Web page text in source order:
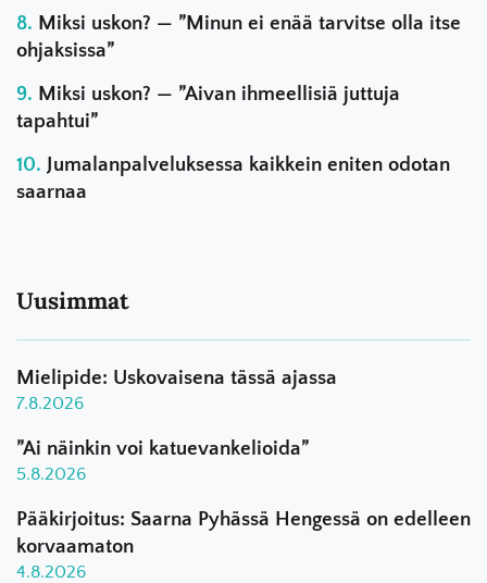
Miksi uskon? — ”Minun ei enää tarvitse olla itse
ohjaksissa”
Miksi uskon? — ”Aivan ihmeellisiä juttuja
tapahtui”
Jumalanpalveluksessa kaikkein eniten odotan
saarnaa
Uusimmat
Mielipide: Uskovaisena tässä ajassa
7.8.2026
”Ai näinkin voi katuevankelioida”
5.8.2026
Pääkirjoitus: Saarna Pyhässä Hengessä on edelleen
korvaamaton
4.8.2026